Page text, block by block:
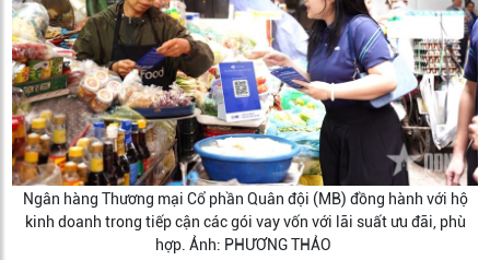
Ngân hàng Thương mại Cổ phần Quân đội (MB) đồng hành với hộ
kinh doanh trong tiếp cận các gói vay vốn với lãi suất ưu đãi, phù
hợp. Ảnh: PHƯƠNG THẢO